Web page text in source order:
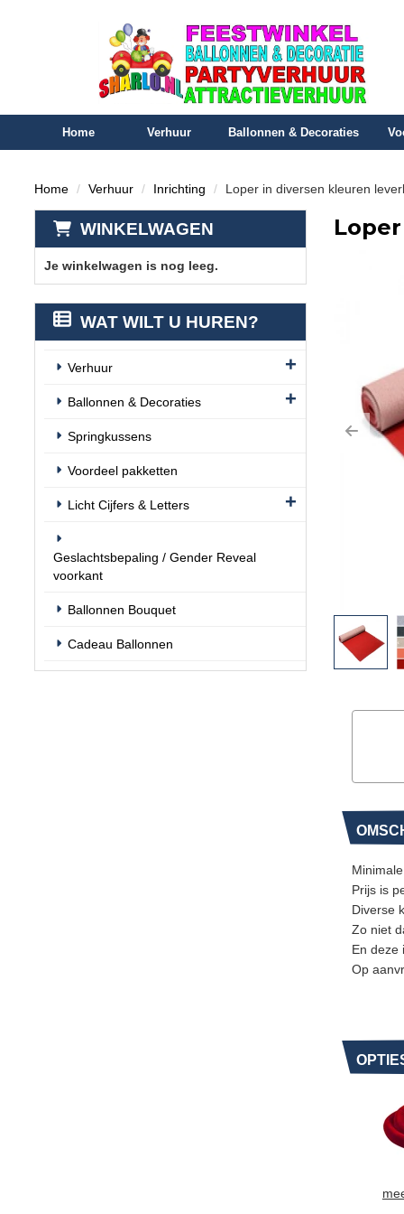
Home Verhuur Ballonnen & Decoraties
Home Verhuur Inrichting Loper in diversen kleuren
WINKELWAGEN
Je winkelwagen is nog leeg.
WAT WILT U HUREN?
Verhuur
Ballonnen & Decoraties
Springkussens
Voordeel pakketten
Licht Cijfers & Letters
Geslachtsbepaling / Gender Reveal
voorkant
Ballonnen Bouquet
Cadeau Ballonnen
Prijs is
Diverse
Zo niet
En deze
Op